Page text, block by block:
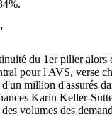
du 1er pilier alors
pour l'AVS, verse
million d'assurés
Karin Keller-
volumes des